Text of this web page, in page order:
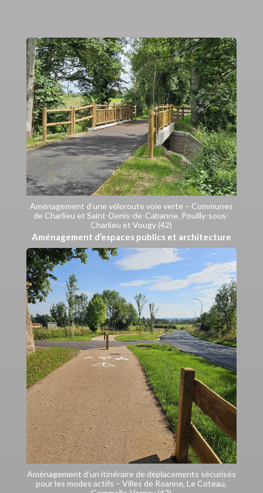
Aménagement d’une véloroute voie verte – Communes
de Charlieu et Saint-Denis-de-Cabanne, Pouilly-sous-
Charlieu et Vougy (42)
Aménagement d’espaces publics et architecture
Aménagement d’un itinéraire de déplacements sécurisés
pour les modes actifs – Villes de Roanne, Le Coteau,